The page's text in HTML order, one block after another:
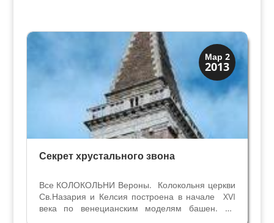
Мар 2
2013
Колокольни
Скрытая Верона
Секрет хрустального звона
Все КОЛОКОЛЬНИ Вероны. Колокольня церкви
Св.Назария и Келсия построена в начале XVI
века по венецианским моделям башен. Её